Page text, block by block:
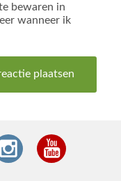
bewaren in
wanneer ik